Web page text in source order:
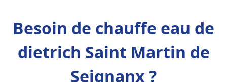
Besoin de chauffe eau de
dietrich Saint Martin de
Seignanx ?